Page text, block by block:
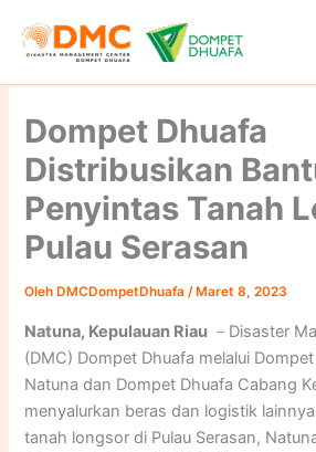
Dompet Dhuafa
Distribusikan
Penyintas Tanah
Pulau Serasan
Oleh DMCDompetDhuafa/ Maret 8, 2023
Natuna, Kepulauan Riau －Disaster
(DMC) Dompet Dhuafa melalui
Natuna dan Dompet Dhuafa Cabang
menyalurkan beras dan logistik
tanah longsor di Pulau Serasan,